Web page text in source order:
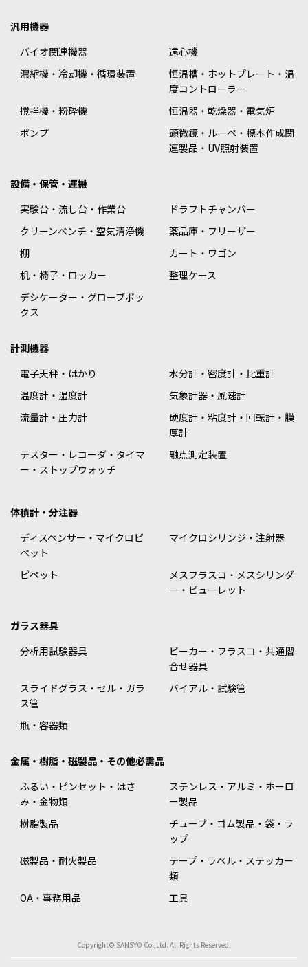
汎用機器
バイオ関連機器
遠心機
濃縮機・冷却機・循環装置
恒温槽・ホットプレート・温
度コントローラー
撹拌機・粉砕機
恒温器・乾燥器・電気炉
ポンプ
顕微鏡・ルーペ・標本作成関
連製品・UV照射装置
設備・保管・運搬
実験台・流し台・作業台
ドラフトチャンバー
クリーンベンチ・空気清浄機
薬品庫・フリーザー
棚
カート・ワゴン
机・椅子・ロッカー
整理ケース
デシケーター・グローブボッ
クス
計測機器
電子天秤・はかり
水分計・密度計・比重計
温度計・湿度計
気象計器・風速計
流量計・圧力計
硬度計・粘度計・回転計・膜
厚計
テスター・レコーダ・タイマ
ー・ストップウォッチ
融点測定装置
体積計・分注器
ディスペンサー・マイクロピ
ペット
マイクロシリンジ・注射器
ピペット
メスフラスコ・メスシリンダ
ー・ビューレット
ガラス器具
分析用試験器具
ビーカー・フラスコ・共通摺
合せ器具
スライドグラス・セル・ガラ
ス管
バイアル・試験管
瓶・容器類
金属・樹脂・磁製品・その他必需品
ふるい・ピンセット・はさ
み・金物類
ステンレス・アルミ・ホーロ
ー製品
樹脂製品
チューブ・ゴム製品・袋・ラ
ップ
磁製品・耐火製品
テープ・ラベル・ステッカー
類
OA・事務用品
工具
Copyright© SANSYO Co.,Ltd. All Rights Reserved.